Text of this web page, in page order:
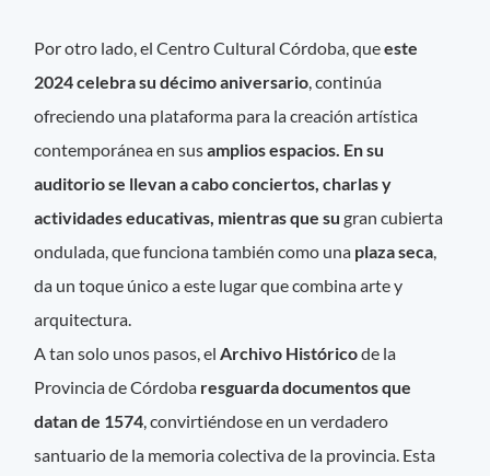
Por otro lado, el Centro Cultural Córdoba, queeste
2024 celebra su décimo aniversario, continúa
ofreciendo una plataforma para la creación artística
contemporánea en susamplios espacios. En su
auditorio se llevan a cabo conciertos, charlas y
actividades educativas, mientras que sugran cubierta
ondulada, que funciona también como una plaza seca,
da un toque único a este lugar que combina arte y
arquitectura.
A tan solo unos pasos, el Archivo Históricode la
Provincia de Córdoba resguarda documentos que
datan de 1574, convirtiéndose en un verdadero
santuario de la memoria colectiva de la provincia. Esta